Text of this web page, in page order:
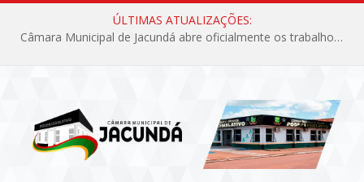
ÚLTIMAS ATUALIZAÇÕES:
Câmara Municipal de Jacundá abre oficialmente os trabalhos legislativos de 2026